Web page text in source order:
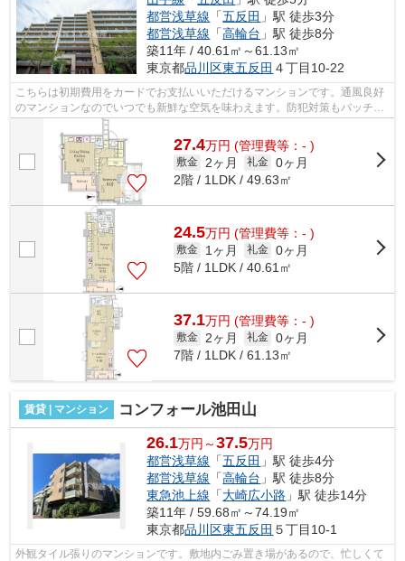
都営浅草線 「五反田 」駅 徒歩3分
都営浅草線 「高輪台 」駅 徒歩8分
築11年 / 40.61㎡～61.13㎡
東京都品川区東五反田 ４丁目10-22
こちらは初期費用をカードでお支払いいただけるマンションです。通風良好
のマンションなのでいつでも新鮮な空気を味わえます。防犯対策もバッチリ
なマンションタイプの物件です。周辺...
27.4万円 (管理費等：- )
敷金 2ヶ月 礼金 0ヶ月
2階 / 1LDK / 49.63㎡
24.5万円 (管理費等：- )
敷金 1ヶ月 礼金 0ヶ月
5階 / 1LDK / 40.61㎡
37.1万円 (管理費等：- )
敷金 2ヶ月 礼金 0ヶ月
7階 / 1LDK / 61.13㎡
賃貸 | マンション コンフォール池田山
26.1万円～37.5万円
都営浅草線 「五反田 」駅 徒歩4分
都営浅草線 「高輪台 」駅 徒歩8分
東急池上線 「大崎広小路 」駅 徒歩14分
築11年 / 59.68㎡～74.19㎡
東京都品川区東五反田 ５丁目10-1
外観タイル張りのマンションです。敷地内ごみ置き場があるので、忙しくて